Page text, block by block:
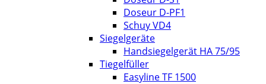
Doseur D-PF1
Schuy VD4
Siegelgeräte
Handsiegelgerät HA 75/95
Tiegelfüller
Easyline TF 1500